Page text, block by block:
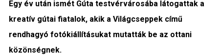
Időjárás
Egy év után ismét Gúta testvérvárosába látogattak a
kreatív gútai fiatalok, akik a Világcseppek című
rendhagyó fotókiállításukat mutatták be az ottani
közönségnek.